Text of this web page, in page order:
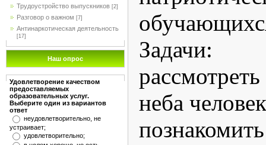
Трудоустройство выпускников [2]
Разговор о важном [7]
Антинаркотическая деятельность
[17]
Наш опрос
Удовлетворение качеством
предоставляемых
образовательных услуг.
Выберите один из вариантов
ответ
неудовлетворительно, не
устраивает;
удовлетворительно;
Задачи:
неба